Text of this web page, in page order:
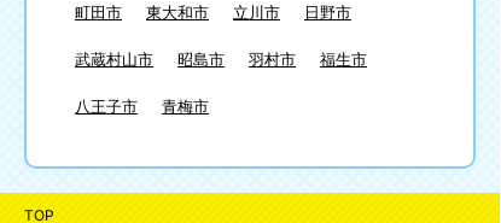
町田市 東大和市 立川市 日野市
武蔵村山市 昭島市 羽村市 福生市
八王子市 青梅市
TOP